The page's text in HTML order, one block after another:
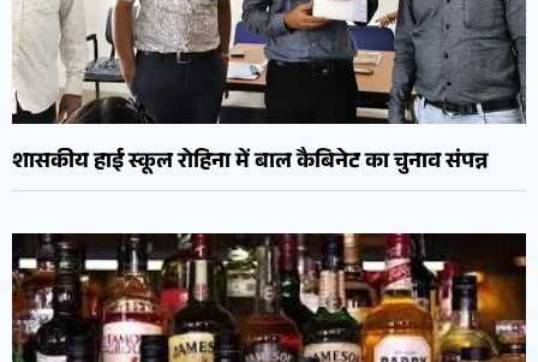
शासकीय हाई स्कूल रोहिना में बाल कैबिनेट का चुनाव संपन्न